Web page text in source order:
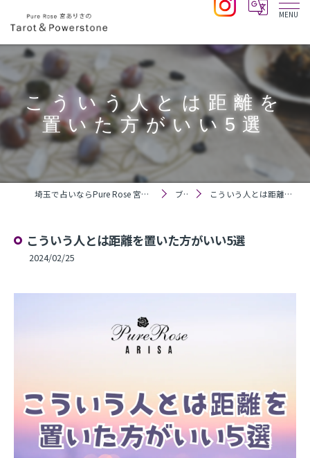
こういう人とは距離を
置いた方がいい5選
埼玉で占いならPure Rose 宮ありさのTarot＆Powerstone ブログ こういう人とは距離を置いた方がいい5選
こういう人とは距離を置いた方がいい5選
2024/02/25